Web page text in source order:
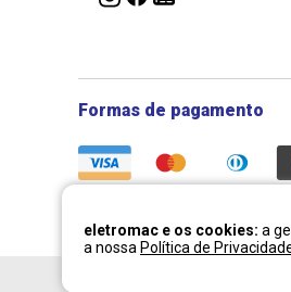
Formas de pagamento
eletromac e os cookies: a
a nossa Política de